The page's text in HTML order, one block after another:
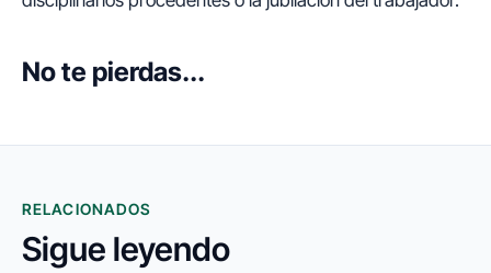
No te pierdas...
RELACIONADOS
Sigue leyendo